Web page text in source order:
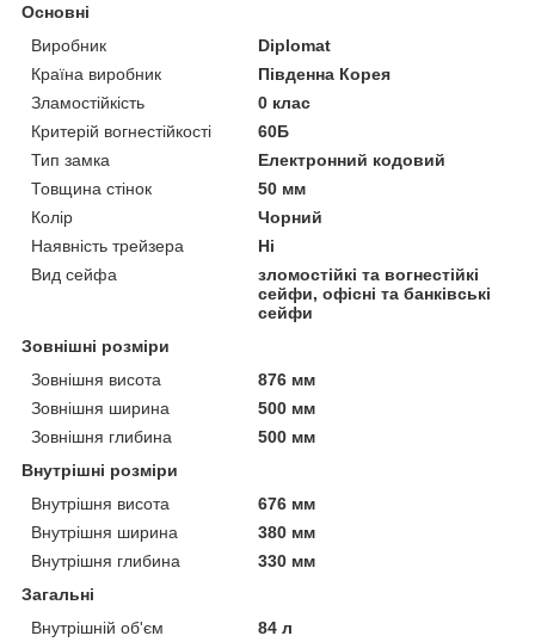
Основні
Виробник
Diplomat
Країна виробник
Південна Корея
Зламостійкість
0 клас
Критерій вогнестійкості
60Б
Тип замка
Електронний кодовий
Товщина стінок
50 мм
Колір
Чорний
Наявність трейзера
Ні
Вид сейфа
зломостійкі та вогнестійкі
сейфи, офісні та банківські
сейфи
Зовнішні розміри
Зовнішня висота
876 мм
Зовнішня ширина
500 мм
Зовнішня глибина
500 мм
Внутрішні розміри
Внутрішня висота
676 мм
Внутрішня ширина
380 мм
Внутрішня глибина
330 мм
Загальні
Внутрішній об'єм
84 л